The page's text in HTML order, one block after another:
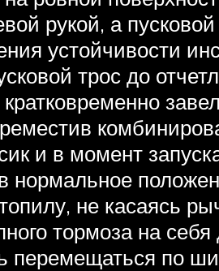
рукой, а
устойчивости
трос до
и в момент
нормальное
не касаясь
тормоза на
перемещаться по